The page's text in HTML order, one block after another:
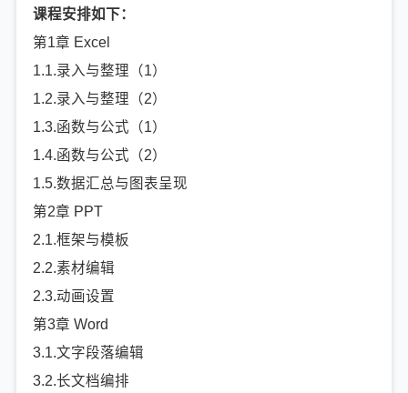
课程安排如下：
第1章 Excel
1.1.录入与整理（1）
1.2.录入与整理（2）
1.3.函数与公式（1）
1.4.函数与公式（2）
1.5.数据汇总与图表呈现
第2章 PPT
2.1.框架与模板
2.2.素材编辑
2.3.动画设置
第3章 Word
3.1.文字段落编辑
3.2.长文档编排